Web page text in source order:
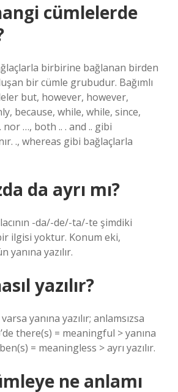
cümlelerde
birbirine bağlanan birden
bir cümle grubudur. Bağımlı
but, however, however,
because, while, while, since,
…, both .. . and .. gibi
., whereas gibi bağlaçlarla
da ayrı mı?
-da/-de/-ta/-te şimdiki
ilgisi yoktur. Konum eki,
yanına yazılır.
yazılır?
yanına yazılır; anlamsızsa
there(s) = meaningful > yanına
= meaningless > ayrı yazılır.
ne anlamı